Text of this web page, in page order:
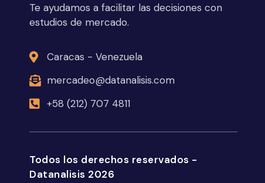
Te ayudamos a facilitar las decisiones con
estudios de mercado.
Caracas - Venezuela
mercadeo@datanalisis.com
+58 (212) 707 4811
Todos los derechos reservados -
Datanalisis 2026